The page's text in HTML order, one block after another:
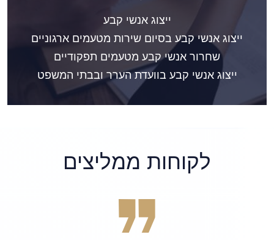
ייצוג אנשי קבע
ייצוג אנשי קבע בסיום שירות מטעמים ארגוניים
שחרור אנשי קבע מטעמים תפקודיים
ייצוג אנשי קבע בוועדת הערר ובבתי המשפט
לקוחות ממליצים